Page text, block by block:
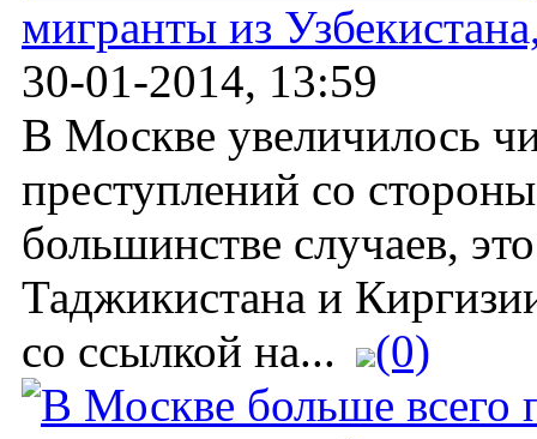
мигранты из
30-01-2014, 13:59
В Москве увеличилось
преступлений со
большинстве случаев,
Таджикистана и
со ссылкой на...
(0)